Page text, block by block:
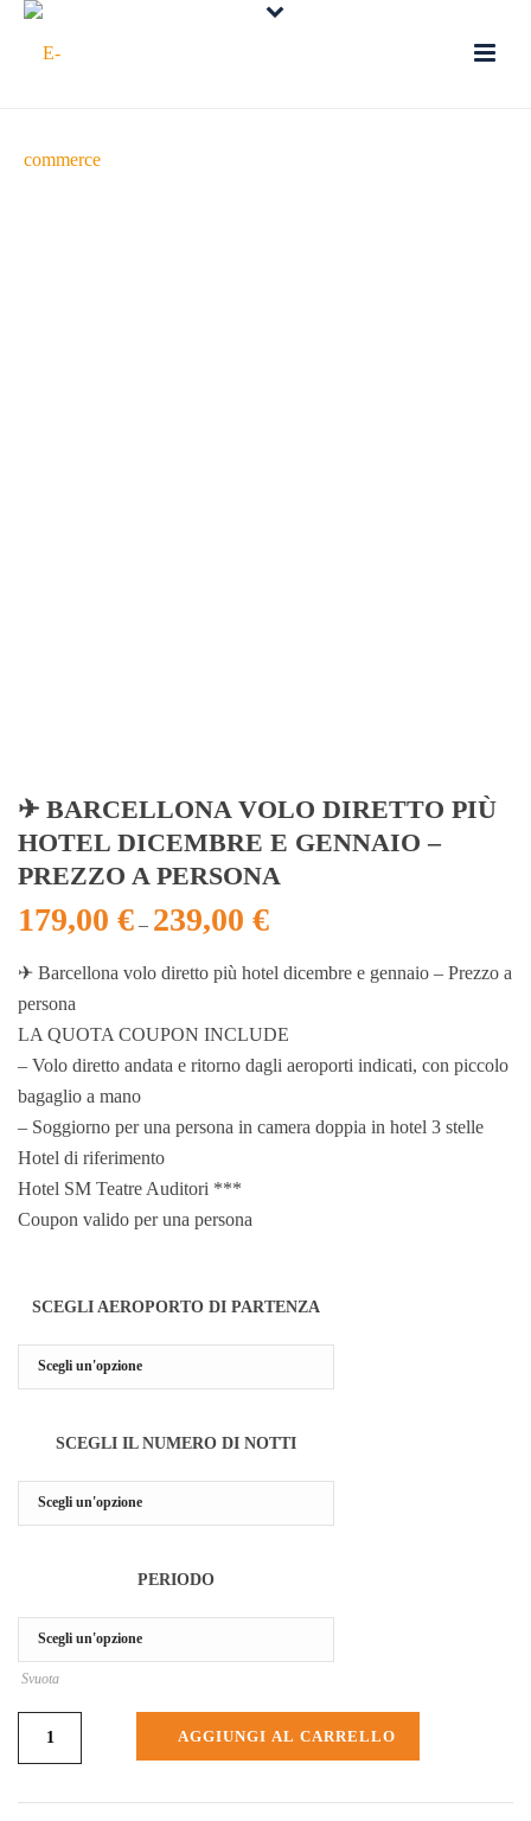
✈ BARCELLONA VOLO DIRETTO PIÙ
HOTEL DICEMBRE E GENNAIO –
PREZZO A PERSONA
179,00 € – 239,00 €
✈ Barcellona volo diretto più hotel dicembre e gennaio – Prezzo a
persona
LA QUOTA COUPON INCLUDE
– Volo diretto andata e ritorno dagli aeroporti indicati, con piccolo
bagaglio a mano
– Soggiorno per una persona in camera doppia in hotel 3 stelle
Hotel di riferimento
Hotel SM Teatre Auditori ***
Coupon valido per una persona
SCEGLI AEROPORTO DI PARTENZA
SCEGLI IL NUMERO DI NOTTI
PERIODO
Svuota
AGGIUNGI AL CARRELLO